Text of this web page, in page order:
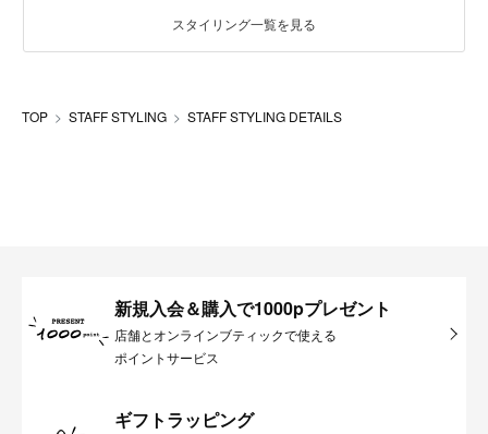
スタイリング一覧を見る
TOP STAFF STYLING STAFF STYLING DETAILS
新規入会＆購入で1000pプレゼント
店舗とオンラインブティックで使える
ポイントサービス
ギフトラッピング